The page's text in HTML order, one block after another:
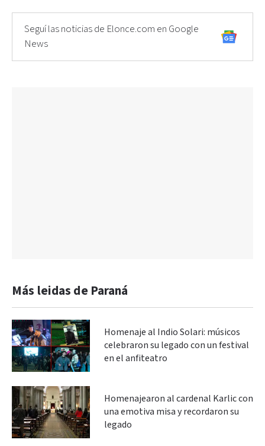
Seguí las noticias de Elonce.com en Google
News
Más leidas de Paraná
Homenaje al Indio Solari: músicos
celebraron su legado con un festival
en el anfiteatro
Homenajearon al cardenal Karlic con
una emotiva misa y recordaron su
legado